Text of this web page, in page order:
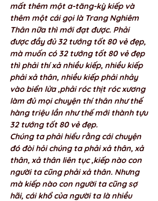
mất thêm một a-tăng-kỳ kiếp và
thêm một cái gọi là Trang Nghiêm
Thân nữa thì mới đạt được. Phải
được đầy đủ 32 tướng tốt 80 vẻ đẹp,
mà muốn có 32 tướng tốt 80 vẻ đẹp
thì phải thí xả nhiều kiếp, nhiều kiếp
phải xả thân, nhiều kiếp phải nhảy
vào biển lửa ,phải róc thịt róc xương
làm đủ mọi chuyện thí thân như thế
hàng triệu lần như thế mới thành tựu
32 tướng tốt 80 vẻ đẹp.
Chúng ta phải hiểu rằng cái chuyện
đó đòi hỏi chúng ta phải xả thân, xả
thân, xả thân liên tục ,kiếp nào con
người ta cũng phải xả thân. Nhưng
mà kiếp nào con người ta cũng sợ
hãi, cái khổ của người ta là nhiều